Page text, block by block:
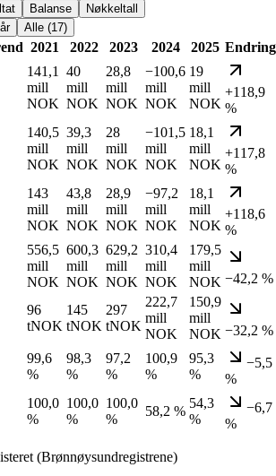
Balanse
Nøkkeltall
Alle (17)
2021 2022 2023 2024 2025 Endring
141,1
mill
NOK
40
mill
NOK
28,8
mill
NOK
−100,6
mill
NOK
19
mill
NOK
+118,9
%
140,5
mill
NOK
39,3
mill
NOK
28
mill
NOK
−101,5
mill
NOK
18,1
mill
NOK
+117,8
%
143
mill
NOK
43,8
mill
NOK
28,9
mill
NOK
−97,2
mill
NOK
18,1
mill
NOK
+118,6
%
556,5
mill
NOK
600,3
mill
NOK
629,2
mill
NOK
310,4
mill
NOK
179,5
mill
NOK −42,2 %
96
tNOK
145
tNOK
297
tNOK
222,7
mill
NOK
150,9
mill
NOK −32,2 %
99,6
%
98,3
%
97,2
%
100,9
%
95,3
%
−5,5
%
100,0
%
100,0
%
100,0
%
58,2 %
54,3
%
−6,7
%
(Brønnøysundregistrene)